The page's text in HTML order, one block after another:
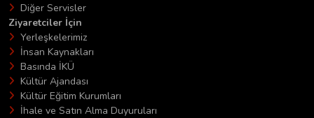
Diğer Servisler
Ziyaretciler İçin
Yerleşkelerimiz
İnsan Kaynakları
Basında İKÜ
Kültür Ajandası
Kültür Eğitim Kurumları
İhale ve Satın Alma Duyuruları